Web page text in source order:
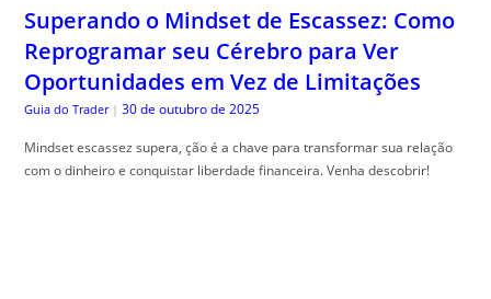
Superando o Mindset de Escassez: Como
Reprogramar seu Cérebro para Ver
Oportunidades em Vez de Limitações
Guia do Trader | 30 de outubro de 2025
Mindset escassez supera, ção é a chave para transformar sua relação
com o dinheiro e conquistar liberdade financeira. Venha descobrir!